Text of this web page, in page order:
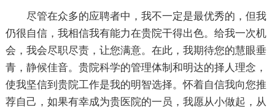
尽管在众多的应聘者中，我不一定是最优秀的，但我
仍很自信，我相信我有能力在贵院干得出色。给我一次机
会，我会尽职尽责，让您满意。在此，我期待您的慧眼垂
青，静候佳音。贵院科学的管理体制和明达的择人理念，
使我坚信到贵院工作是我的明智选择。怀着自信我向您推
荐自己，如果有幸成为贵医院的一员，我愿从小做起，从